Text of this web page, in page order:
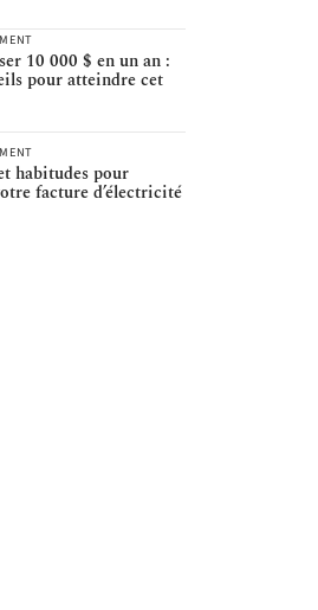
10 000 $ en un an :
pour atteindre cet
habitudes pour
facture d’électricité